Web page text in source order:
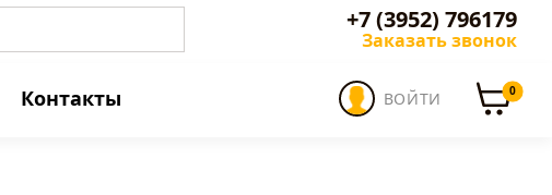
+7 (3952) 796179
Заказать звонок
Контакты ВОЙТИ 0